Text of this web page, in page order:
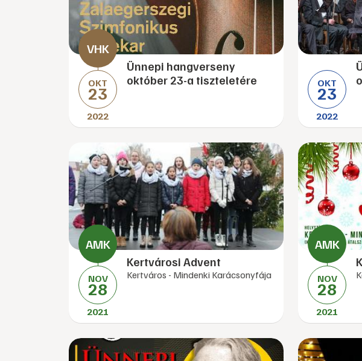
OKT
23
2022
Ünnepi hangverseny
október 23-a tiszteletére
OKT
23
2022
NOV
28
2021
Kertvárosi Advent
Kertváros - Mindenki Karácsonyfája NOV
28
2021